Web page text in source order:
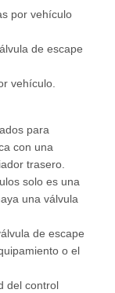
por vehículo
de escape
vehículo.
para
con una
trasero.
solo es una
una válvula
de escape
o el
del control